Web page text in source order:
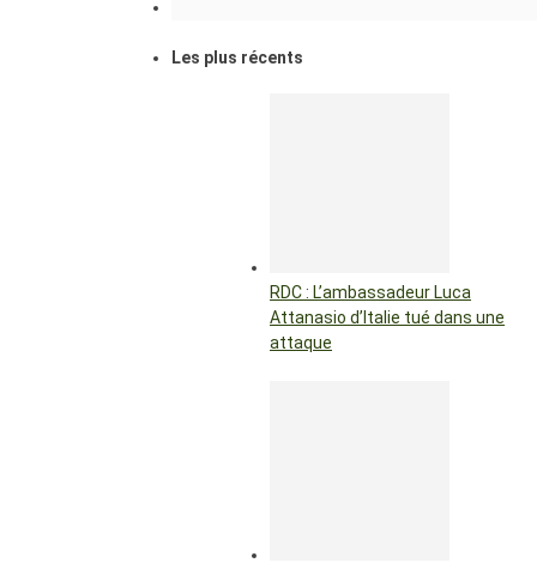
Les plus récents
RDC : L’ambassadeur Luca
Attanasio d’Italie tué dans une
attaque